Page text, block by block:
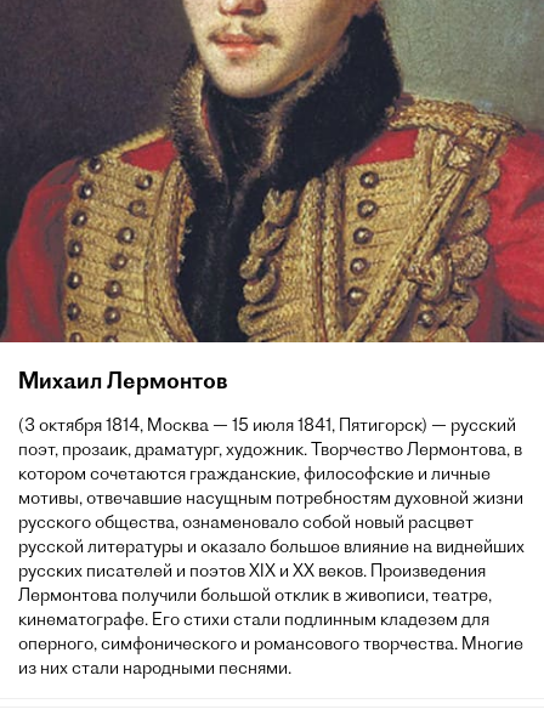
Михаил Лермонтов
(3 октября 1814, Москва — 15 июля 1841, Пятигорск) — русский
поэт, прозаик, драматург, художник. Творчество Лермонтова, в
котором сочетаются гражданские, философские и личные
мотивы, отвечавшие насущным потребностям духовной жизни
русского общества, ознаменовало собой новый расцвет
русской литературы и оказало большое влияние на виднейших
русских писателей и поэтов XIX и XX веков. Произведения
Лермонтова получили большой отклик в живописи, театре,
кинематографе. Его стихи стали подлинным кладезем для
оперного, симфонического и романсового творчества. Многие
из них стали народными песнями.